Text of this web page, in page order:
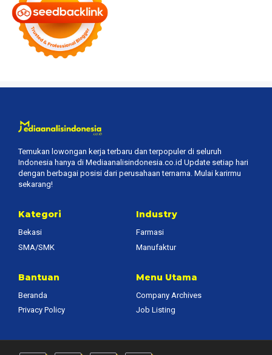
Temukan lowongan kerja terbaru dan terpopuler di seluruh
Indonesia hanya di Mediaanalisindonesia.co.id Update setiap hari
dengan berbagai posisi dari perusahaan ternama. Mulai karirmu
sekarang!
Kategori
Bekasi
SMA/SMK
Industry
Farmasi
Manufaktur
Bantuan
Beranda
Privacy Policy
Menu Utama
Company Archives
Job Listing